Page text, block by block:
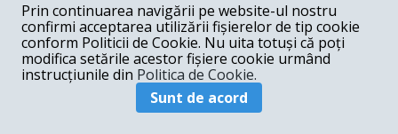
Prin continuarea navigării pe website-ul nostru
confirmi acceptarea utilizării fișierelor de tip cookie
conform Politicii de Cookie. Nu uita totuși că poți
modifica setările acestor fișiere cookie urmând
instrucțiunile din Politica de Cookie.
Sunt de acord